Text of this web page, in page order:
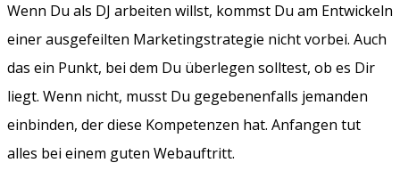
Wenn Du als DJ arbeiten willst, kommst Du am Entwickeln
einer ausgefeilten Marketingstrategie nicht vorbei. Auch
das ein Punkt, bei dem Du überlegen solltest, ob es Dir
liegt. Wenn nicht, musst Du gegebenenfalls jemanden
einbinden, der diese Kompetenzen hat. Anfangen tut
alles bei einem guten Webauftritt.